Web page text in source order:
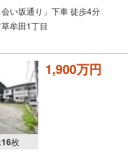
い坂通り」下車 徒歩4分
牟田1丁目
16枚
1,900万円